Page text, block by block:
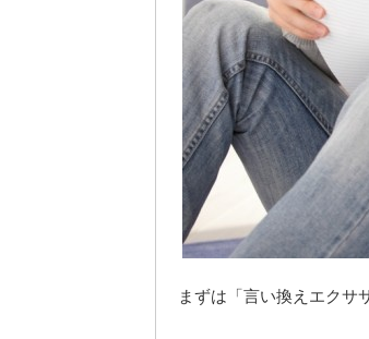
まずは「言い換えエクサ